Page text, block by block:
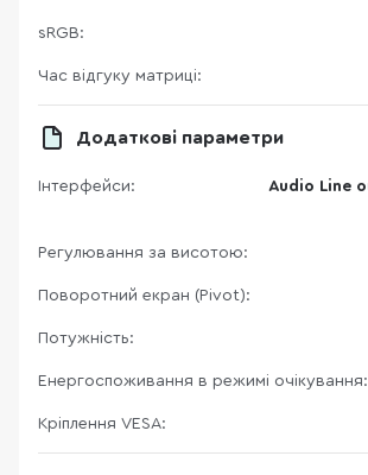
sRGB:
Час відгуку матриці:
Додаткові параметри
Інтерфейси:
Audio Line
Регулювання за виcотою:
Поворотний екран (Pivot):
Потужність:
Енергоспоживання в режимі очікування:
Кріплення VESA: